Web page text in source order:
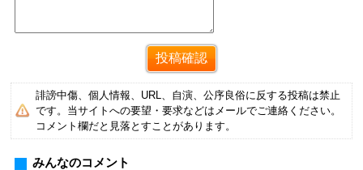
誹謗中傷、個人情報、URL、自演、公序良俗に反する投稿は禁止
です。当サイトへの要望・要求などはメールでご連絡ください。
コメント欄だと見落とすことがあります。
みんなのコメント